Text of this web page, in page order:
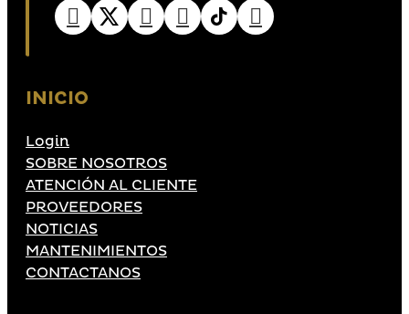
INICIO
Login
SOBRE NOSOTROS
ATENCIÓN AL CLIENTE
PROVEEDORES
NOTICIAS
MANTENIMIENTOS
CONTACTANOS